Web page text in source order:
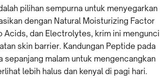
pilihan sempurna untuk menyegarkan
dengan Natural Moisturizing Factor
Acids, dan Electrolytes, krim ini mengunci
skin barrier. Kandungan Peptide pada
malam untuk mengencangkan
lebih halus dan kenyal di pagi hari.